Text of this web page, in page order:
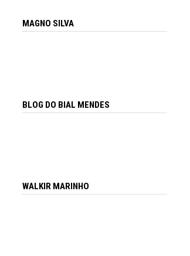
MAGNO SILVA
BLOG DO BIAL MENDES
WALKIR MARINHO